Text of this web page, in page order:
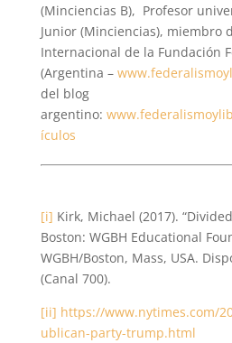
(Minciencias B), Profesor
Junior (Minciencias), miembro
Internacional de la Fundación
(Argentina –
del blog
argentino:
ículos
[i] Kirk, Michael (2017).
Boston: WGBH Educational
WGBH/Boston, Mass, USA.
(Canal 700).
[ii] https://www.nytimes.com/
ublican-party-trump.html